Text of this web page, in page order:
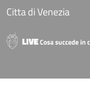
Salta al contenuto
Citta di Venezia